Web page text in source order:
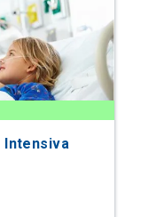
Intensiva